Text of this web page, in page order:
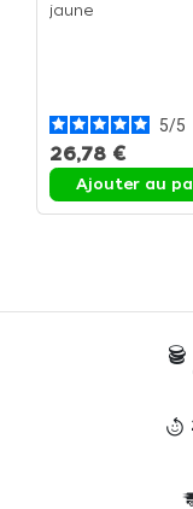
jaune
5/5
26,78 €
Ajouter au